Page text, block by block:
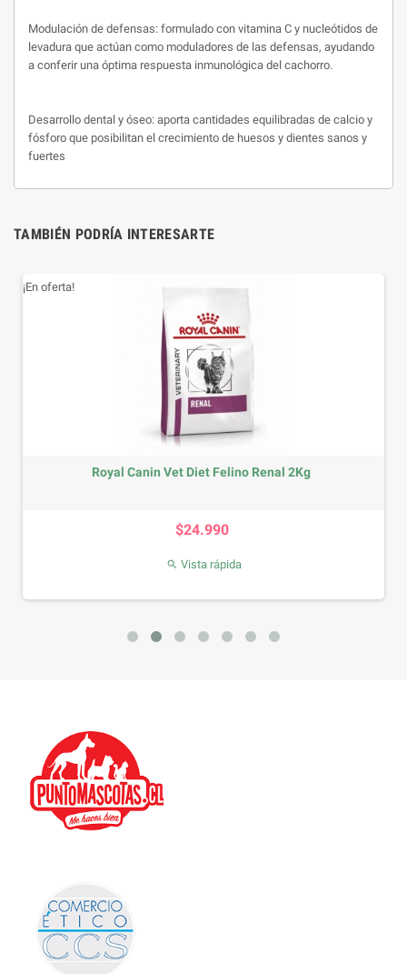
Modulación de defensas: formulado con vitamina C y nucleótidos de
levadura que actúan como moduladores de las defensas, ayudando
a conferir una óptima respuesta inmunológica del cachorro.
Desarrollo dental y óseo: aporta cantidades equilibradas de calcio y
fósforo que posibilitan el crecimiento de huesos y dientes sanos y
fuertes
TAMBIÉN PODRÍA INTERESARTE
Royal Canin Vet Diet Felino Renal 2Kg
$24.990
¡En oferta!
 Vista rápida